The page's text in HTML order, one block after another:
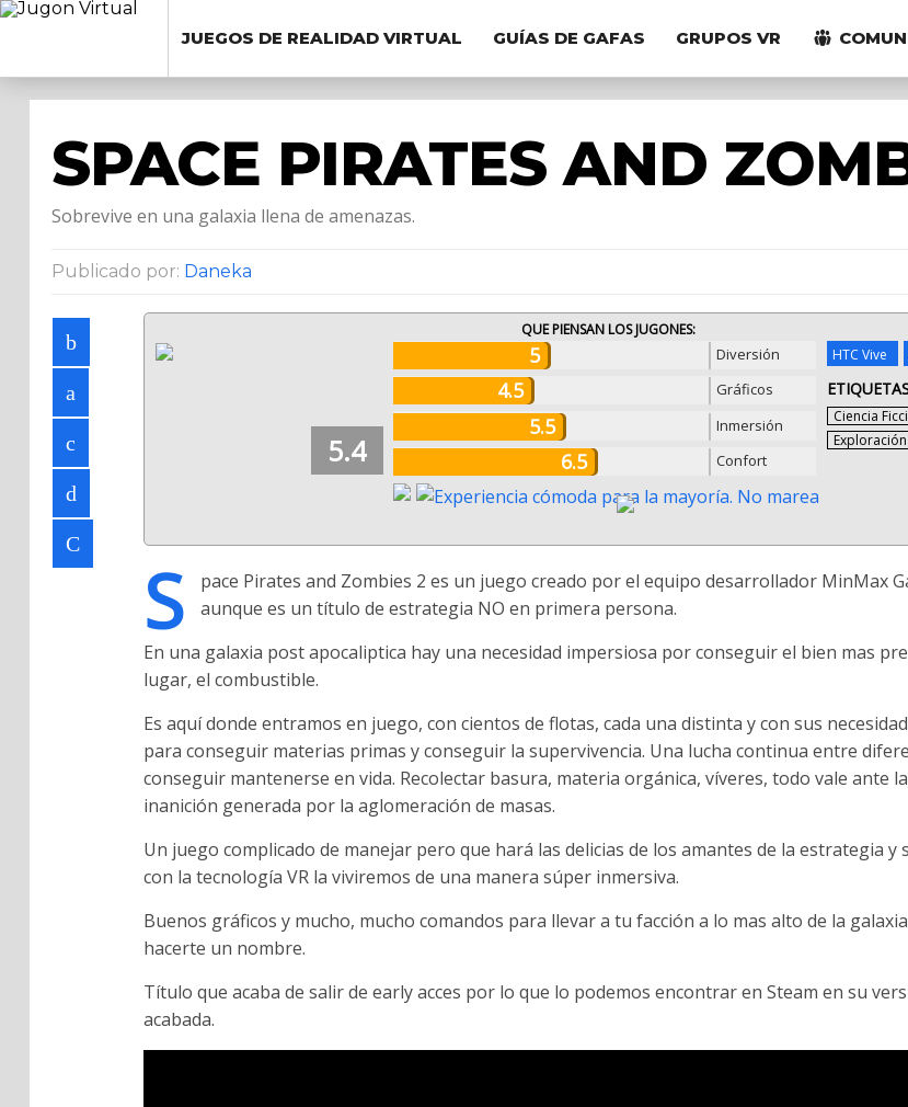
JUEGOS DE REALIDAD VIRTUAL GUÍAS DE GAFAS GRUPOS VR
SPACE PIRATES AND
Sobrevive en una galaxia llena de amenazas.
Publicado por: Daneka
QUE PIENSAN LOS JUGONES:
5 Diversión
4.5 Gráficos
5.5 Inmersión
6.5 Confort
5.4
HTC Vive
Ciencia
Exploración
S
pace Pirates and Zombies 2 es un juego creado por el equipo desarrollador MinMax
aunque es un título de estrategia NO en primera persona.
En una galaxia post apocaliptica hay una necesidad impersiosa por conseguir el bien mas
lugar, el combustible.
Es aquí donde entramos en juego, con cientos de flotas, cada una distinta y con sus
para conseguir materias primas y conseguir la supervivencia. Una lucha continua entre
conseguir mantenerse en vida. Recolectar basura, materia orgánica, víveres, todo vale ante
inanición generada por la aglomeración de masas.
Un juego complicado de manejar pero que hará las delicias de los amantes de la estrategia y
con la tecnología VR la viviremos de una manera súper inmersiva.
Buenos gráficos y mucho, mucho comandos para llevar a tu facción a lo mas alto de la
hacerte un nombre.
Título que acaba de salir de early acces por lo que lo podemos encontrar en Steam en su
acabada.